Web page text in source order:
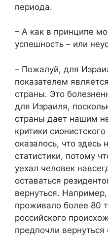
периода.
– А как в принципе
успешность – или
– Пожалуй, для
показателем
страны. Это
для Израиля,
страны дает нашим
критики
оказалось, что здесь
статистики, потому
уехал человек
оставаться
вернуться.
проживало более 80
российского
предпочли вернуться